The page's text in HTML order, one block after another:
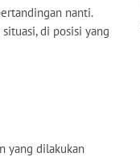
nanti.
di posisi yang
yang dilakukan